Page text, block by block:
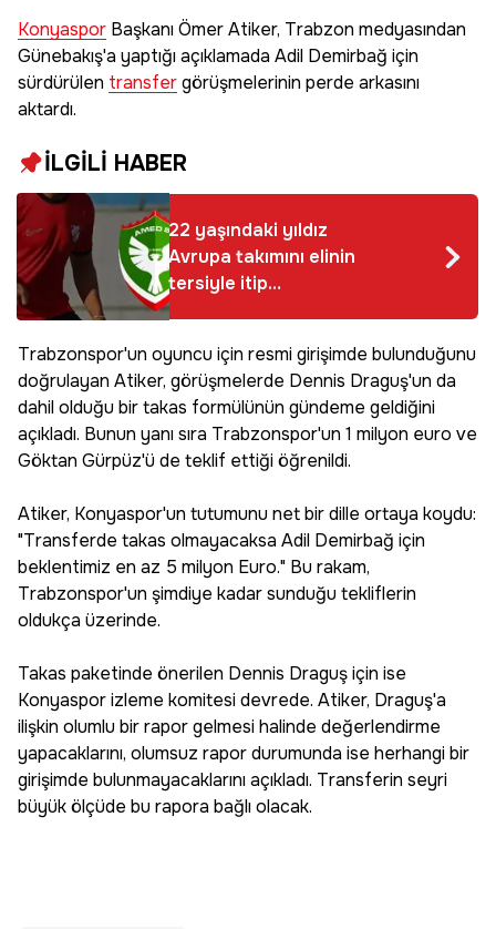
Konyaspor Başkanı Ömer Atiker, Trabzon medyasından
Günebakış'a yaptığı açıklamada Adil Demirbağ için
sürdürülen transfergörüşmelerinin perde arkasını
aktardı.
İLGİLİ HABER
22 yaşındaki yıldız
Avrupa takımını elinin
tersiyle itip
Amedspor'a 'evet'
Trabzonspor'un oyuncu için resmi girişimde bulunduğunu
doğrulayan Atiker, görüşmelerde Dennis Draguş'un da
dahil olduğu bir takas formülünün gündeme geldiğini
açıkladı. Bunun yanı sıra Trabzonspor'un 1 milyon euro ve
Göktan Gürpüz'ü de teklif ettiği öğrenildi.
Atiker, Konyaspor'un tutumunu net bir dille ortaya koydu:
"Transferde takas olmayacaksa Adil Demirbağ için
beklentimiz en az 5 milyon Euro." Bu rakam,
Trabzonspor'un şimdiye kadar sunduğu tekliflerin
oldukça üzerinde.
Takas paketinde önerilen Dennis Draguş için ise
Konyaspor izleme komitesi devrede. Atiker, Draguş'a
ilişkin olumlu bir rapor gelmesi halinde değerlendirme
yapacaklarını, olumsuz rapor durumunda ise herhangi bir
girişimde bulunmayacaklarını açıkladı. Transferin seyri
büyük ölçüde bu rapora bağlı olacak.